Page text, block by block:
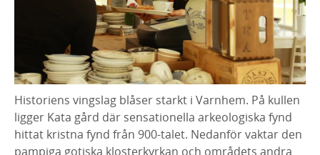
Historiens vingslag blåser starkt i Varnhem. På kullen
ligger Kata gård där sensationella arkeologiska fynd
hittat kristna fynd från 900-talet. Nedanför vaktar den
pampiga gotiska klosterkyrkan och områdets andra